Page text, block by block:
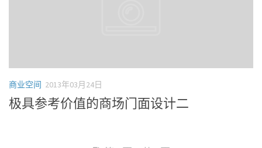
商业空间 2013年03月24日
极具参考价值的商场门面设计二